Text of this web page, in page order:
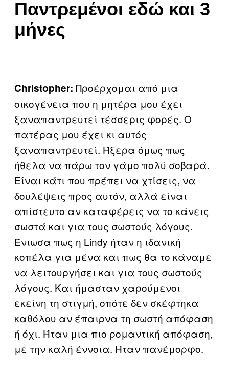
Παντρεμένοι εδώ και 3
μήνες
Christopher: Προέρχομαι από μια
οικογένεια που η μητέρα μου έχει
ξαναπαντρευτεί τέσσερις φορές. Ο
πατέρας μου έχει κι αυτός
ξαναπαντρευτεί. Ήξερα όμως πως
ήθελα να πάρω τον γάμο πολύ σοβαρά.
Είναι κάτι που πρέπει να χτίσεις, να
δουλέψεις προς αυτόν, αλλά είναι
απίστευτο αν καταφέρεις να το κάνεις
σωστά και για τους σωστούς λόγους.
Ένιωσα πως η Lindy ήταν η ιδανική
κοπέλα για μένα και πως θα το κάναμε
να λειτουργήσει και για τους σωστούς
λόγους. Και ήμασταν χαρούμενοι
εκείνη τη στιγμή, οπότε δεν σκέφτηκα
καθόλου αν έπαιρνα τη σωστή απόφαση
ή όχι. Ήταν μια πιο ρομαντική απόφαση,
με την καλή έννοια. Ήταν πανέμορφο.